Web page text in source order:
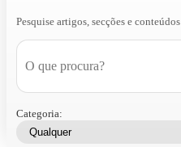
Pesquise artigos, secções e conteúdos
Categoria: